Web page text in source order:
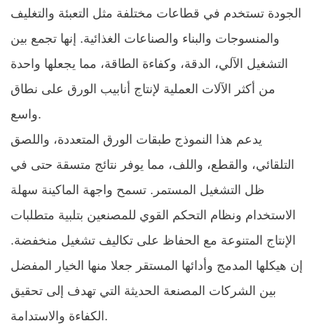
الجودة تستخدم في قطاعات مختلفة مثل التعبئة والتغليف
والمنسوجات والبناء والصناعات الغذائية. إنها تجمع بين
التشغيل الآلي، الدقة، وكفاءة الطاقة، مما يجعلها واحدة
من أكثر الآلات العملية لإنتاج أنابيب الورق على نطاق
واسع.
يدعم هذا النموذج طبقات الورق المتعددة، واللصق
التلقائي، والقطع، واللف، مما يوفر نتائج متسقة حتى في
ظل التشغيل المستمر. تسمح واجهة الماكينة سهلة
الاستخدام ونظام التحكم القوي للمصنعين بتلبية متطلبات
الإنتاج المتنوعة مع الحفاظ على تكاليف تشغيل منخفضة.
إن هيكلها المدمج وأدائها المستقر جعلا منها الخيار المفضل
بين الشركات المصنعة الحديثة التي تهدف إلى تحقيق
الكفاءة والاستدامة.